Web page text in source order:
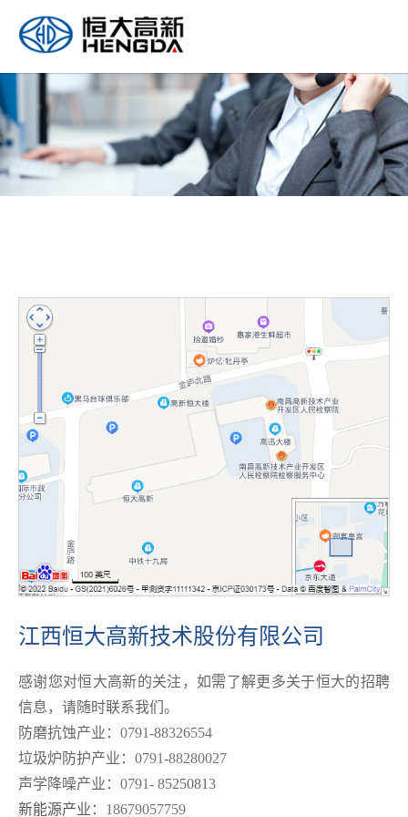
江西恒大高新技术股份有限公司
感谢您对恒大高新的关注，如需了解更多关于恒大的招聘
信息，请随时联系我们。
防磨抗蚀产业： 0791-88326554
垃圾炉防护产业： 0791-88280027
声学降噪产业： 0791- 85250813
新能源产业： 18679057759